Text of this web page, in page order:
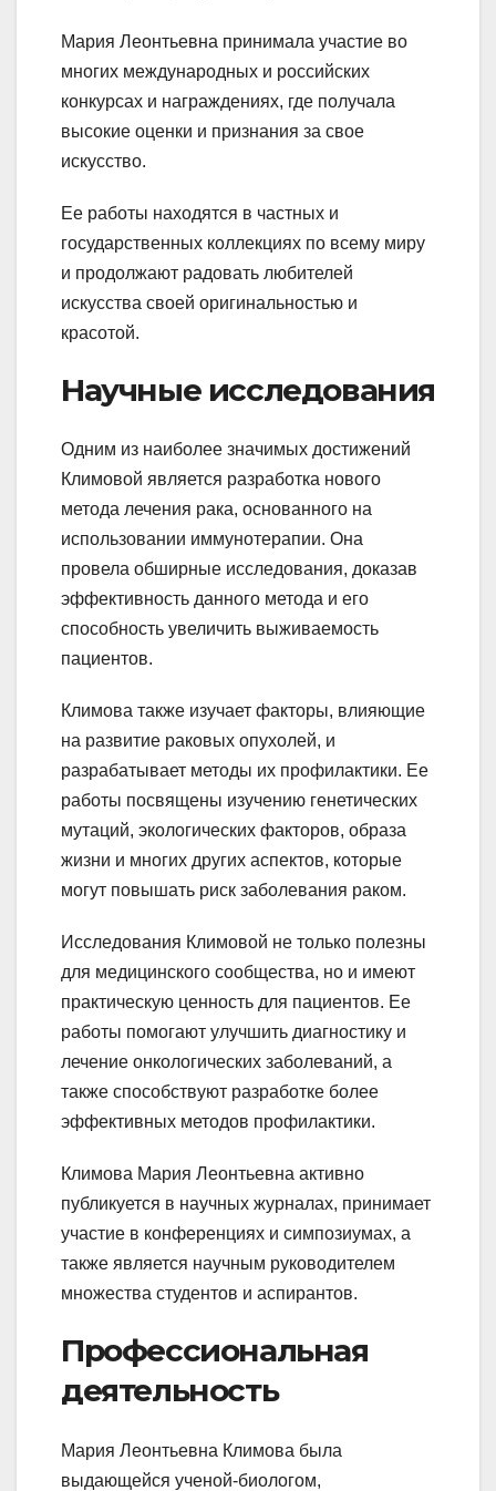
Мария Леонтьевна принимала участие во
многих международных и российских
конкурсах и награждениях, где получала
высокие оценки и признания за свое
искусство.
Ее работы находятся в частных и
государственных коллекциях по всему миру
и продолжают радовать любителей
искусства своей оригинальностью и
красотой.
Научные исследования
Одним из наиболее значимых достижений
Климовой является разработка нового
метода лечения рака, основанного на
использовании иммунотерапии. Она
провела обширные исследования, доказав
эффективность данного метода и его
способность увеличить выживаемость
пациентов.
Климова также изучает факторы, влияющие
на развитие раковых опухолей, и
разрабатывает методы их профилактики. Ее
работы посвящены изучению генетических
мутаций, экологических факторов, образа
жизни и многих других аспектов, которые
могут повышать риск заболевания раком.
Исследования Климовой не только полезны
для медицинского сообщества, но и имеют
практическую ценность для пациентов. Ее
работы помогают улучшить диагностику и
лечение онкологических заболеваний, а
также способствуют разработке более
эффективных методов профилактики.
Климова Мария Леонтьевна активно
публикуется в научных журналах, принимает
участие в конференциях и симпозиумах, а
также является научным руководителем
множества студентов и аспирантов.
Профессиональная
деятельность
Мария Леонтьевна Климова была
выдающейся ученой-биологом,